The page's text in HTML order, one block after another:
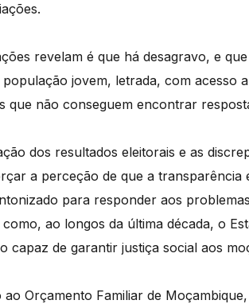
revelam é que há desagravo, e
jovem, letrada, com acesso
que não conseguem encontrar
dos resultados eleitorais e as
a perceção de que a transparência
para responder aos
ao longos da última década, o
capaz de garantir justiça social aos
Orçamento Familiar de